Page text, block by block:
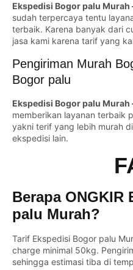
Ekspedisi Bogor palu Murah
sudah terpercaya tentu
terbaik. Karena banyak dari
jasa kami karena tarif yang
Pengiriman Murah
Bogor palu
Ekspedisi Bogor palu Murah
memberikan layanan terbaik
yakni terif yang lebih murah
ekspedisi lain.
Berapa
palu Murah?
Tarif Ekspedisi Bogor palu
charge minimal 50kg.
sehingga estimasi tiba di